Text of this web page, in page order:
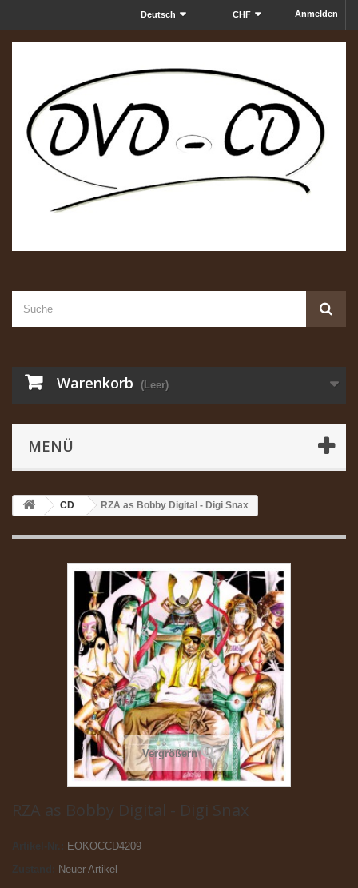
Anmelden
CHF
Deutsch
Warenkorb (Leer)
MENÜ
CD RZA as Bobby Digital - Digi Snax
Vergrößern
RZA as Bobby Digital - Digi Snax
Artikel-Nr.:
EOKOCCD4209
Zustand:
Neuer Artikel